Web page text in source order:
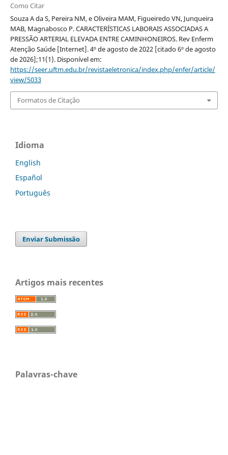
Como Citar
Souza A da S, Pereira NM, e Oliveira MAM, Figueiredo VN, Junqueira
MAB, Magnabosco P. CARACTERÍSTICAS LABORAIS ASSOCIADAS A
PRESSÃO ARTERIAL ELEVADA ENTRE CAMINHONEIROS. Rev Enferm
Atenção Saúde [Internet]. 4º de agosto de 2022 [citado 6º de agosto
de 2026];11(1). Disponível em:
https://seer.uftm.edu.br/revistaeletronica/index.php/enfer/article/
view/5033
Formatos de Citação
Idioma
English
Español
Português
Enviar Submissão
Artigos mais recentes
Palavras-chave